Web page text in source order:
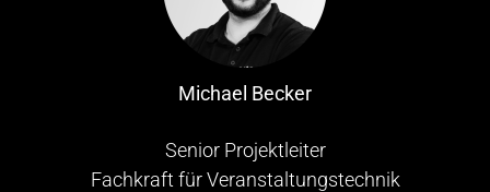
Michael Becker
Senior Projektleiter
Fachkraft für Veranstaltungstechnik